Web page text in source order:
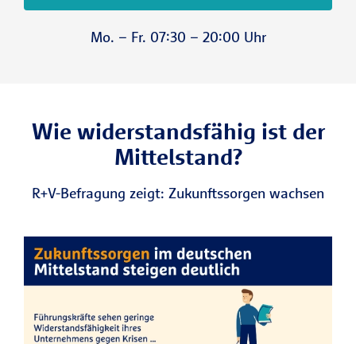
Mo. – Fr. 07:30 – 20:00 Uhr
Wie widerstandsfähig ist der
Mittelstand?
R+V-Befragung zeigt: Zukunftssorgen wachsen